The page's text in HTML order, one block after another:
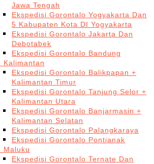
Jawa Tengah
Ekspedisi Gorontalo Yogyakarta Dan
5 Kabupaten Kota DI Yogyakarta
Ekspedisi Gorontalo Jakarta Dan
Debotabek
Ekspedisi Gorontalo Bandung
Kalimantan
Ekspedisi Gorontalo Balikpapan +
Kalimantan Timur
Ekspedisi Gorontalo Tanjung Selor +
Kalimantan Utara
Ekspedisi Gorontalo Banjarmasin +
Kalimantan Selatan
Ekspedisi Gorontalo Palangkaraya
Ekspedisi Gorontalo Pontianak
Maluku
Ekspedisi Gorontalo Ternate Dan